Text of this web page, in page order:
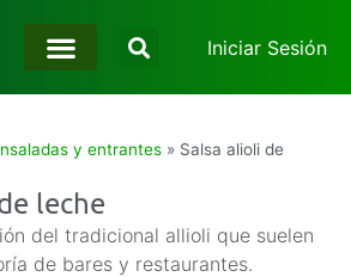
Iniciar Sesión
y entrantes » Salsa alioli de
leche
del tradicional allioli que suelen
de bares y restaurantes.